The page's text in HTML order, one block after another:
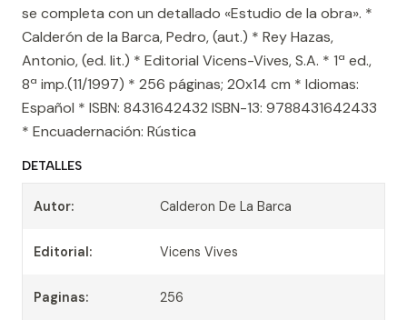
se completa con un detallado «Estudio de la obra». *
Calderón de la Barca, Pedro, (aut.) * Rey Hazas,
Antonio, (ed. lit.) * Editorial Vicens-Vives, S.A. * 1ª ed.,
8ª imp.(11/1997) * 256 páginas; 20x14 cm * Idiomas:
Español * ISBN: 8431642432 ISBN-13: 9788431642433
* Encuadernación: Rústica
DETALLES
Autor: Calderon De La Barca
Editorial: Vicens Vives
Paginas: 256